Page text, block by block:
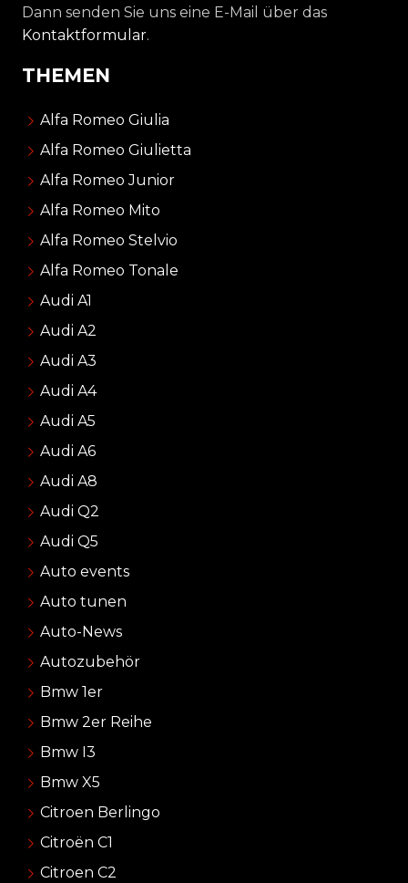
Dann senden Sie uns eine E-Mail über das
Kontaktformular.
THEMEN
Alfa Romeo Giulia
Alfa Romeo Giulietta
Alfa Romeo Junior
Alfa Romeo Mito
Alfa Romeo Stelvio
Alfa Romeo Tonale
Audi A1
Audi A2
Audi A3
Audi A4
Audi A5
Audi A6
Audi A8
Audi Q2
Audi Q5
Auto events
Auto tunen
Auto-News
Autozubehör
Bmw 1er
Bmw 2er Reihe
Bmw I3
Bmw X5
Citroen Berlingo
Citroën C1
Citroen C2